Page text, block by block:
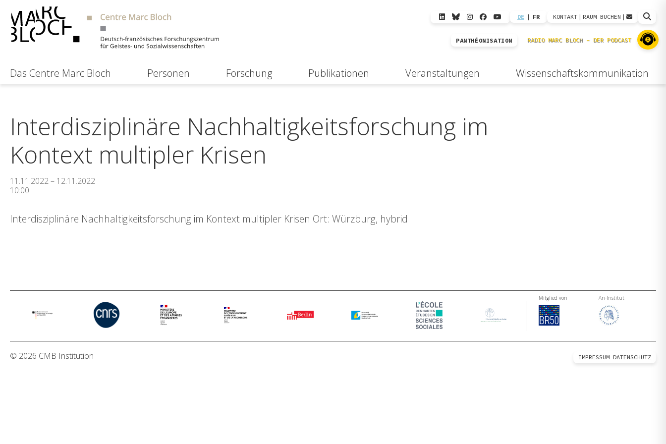
DE | FR KONTAKT | RAUM BUCHEN |
PANTHÉONISATION
Das Centre Marc Bloch Personen Forschung Publikationen Veranstaltungen Wissenschaftskommunikation
Interdisziplinäre Nachhaltigkeitsforschung im
Kontext multipler Krisen
11.11.2022 – 12.11.2022
10:00
Interdisziplinäre Nachhaltigkeitsforschung im Kontext multipler Krisen Ort: Würzburg, hybrid
Mitglied von An-Institut
© 2026 CMB Institution IMPRESSUM DATENSCHUTZ